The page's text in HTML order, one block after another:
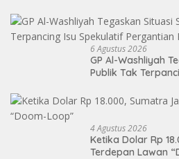
6 Agustus 2026
GP Al-Washliyah
Publik Tak
4 Agustus 2026
Ketika Dolar Rp
Terdepan Lawan